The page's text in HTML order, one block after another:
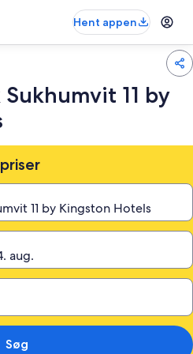
Hent appen
11 by
Søg